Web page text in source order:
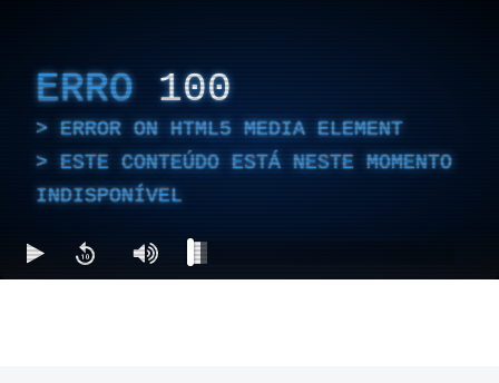
ERRO 100
ERROR ON HTML5 MEDIA ELEMENT
ESTE CONTEÚDO ESTÁ NESTE MOMENTO
INDISPONÍVEL